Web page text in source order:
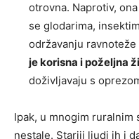
otrovna. Naprotiv,
se glodarima,
održavanju
je korisna i poželjna
doživljavaju s
Ipak, u mnogim ruralnim
nestale. Stariji ljudi ih i